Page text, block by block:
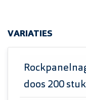
VARIATIES
doos 200